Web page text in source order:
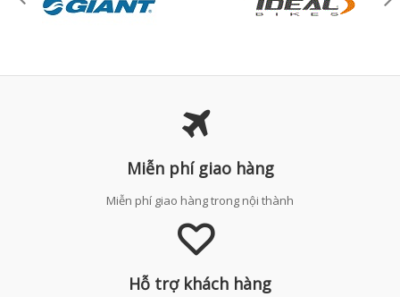
Miễn phí giao hàng
Miễn phí giao hàng trong nội thành
Hỗ trợ khách hàng